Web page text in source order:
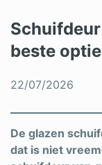
Ben je een
Log in
beste
22/07/2026
De glazen
dat is niet